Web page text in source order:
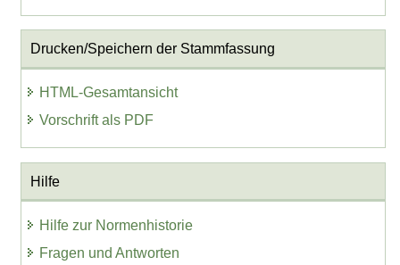
Drucken/Speichern der Stammfassung
HTML-Gesamtansicht
Vorschrift als PDF
Hilfe
Hilfe zur Normenhistorie
Fragen und Antworten